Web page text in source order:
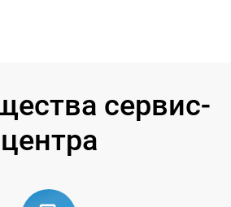
сервис-
центра